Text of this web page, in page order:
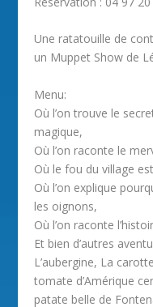
Une ratatouille de
un Muppet Show de
Menu:
Où l’on trouve le
magique,
Où l’on raconte le
Où le fou du village
Où l’on explique
les oignons,
Où l’on raconte
Et bien d’autres
L’aubergine, La
tomate d’Amérique
patate belle de